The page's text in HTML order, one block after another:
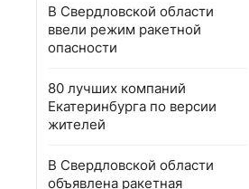
В Свердловской области
ввели режим ракетной
опасности
80 лучших компаний
Екатеринбурга по версии
жителей
В Свердловской области
объявлена ракетная